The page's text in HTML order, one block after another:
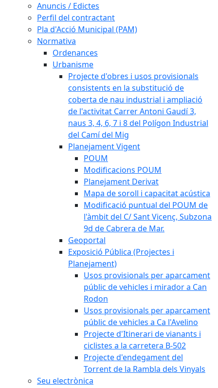
Anuncis / Edictes
Perfil del contractant
Pla d'Acció Municipal (PAM)
Normativa
Ordenances
Urbanisme
Projecte d'obres i usos provisionals
consistents en la substitució de
coberta de nau industrial i ampliació
de l'activitat Carrer Antoni Gaudí 3,
naus 3, 4, 6, 7 i 8 del Polígon Industrial
del Camí del Mig
Planejament Vigent
POUM
Modificacions POUM
Planejament Derivat
Mapa de soroll i capacitat acústica
Modificació puntual del POUM de
l'àmbit del C/ Sant Vicenç, Subzona
9d de Cabrera de Mar.
Geoportal
Exposició Pública (Projectes i
Planejament)
Usos provisionals per aparcament
públic de vehicles i mirador a Can
Rodon
Usos provisionals per aparcament
públic de vehicles a Ca l'Avelino
Projecte d'Itinerari de vianants i
ciclistes a la carretera B-502
Projecte d'endegament del
Torrent de la Rambla dels Vinyals
Seu electrònica